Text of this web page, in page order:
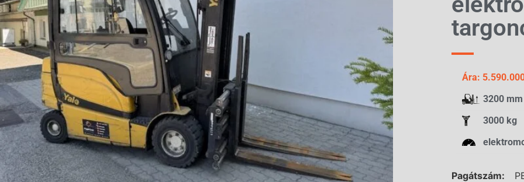
Ára:
3200 mm
3000 kg
Pagátszám: